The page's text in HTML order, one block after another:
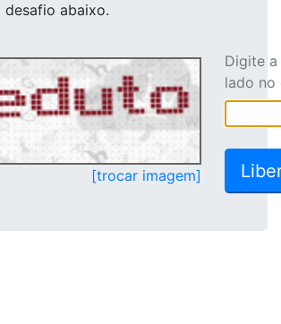
desafio abaixo.
[trocar imagem]
Digite
lado no